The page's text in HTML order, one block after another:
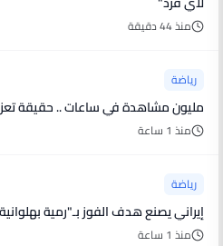
منذ 44 دقيقة
رياضة
مليون مشاهدة في ساعات .. حقيقة تعزية رونالدو لميسي بوفاة والده
منذ 1 ساعة
رياضة
إيراني يصنع هدف الفوز بـ"رمية
منذ 1 ساعة